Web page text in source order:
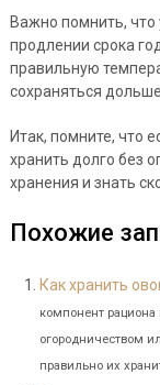
Важно помнить,
продлении срока
правильную
сохраняться дольше.
Итак, помните, что
хранить долго без
хранения и знать
Похожие
Как хранить
компонент
огородничеством
правильно их